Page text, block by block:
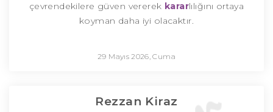
çevrendekilere güven vererek kararlılığını ortaya
koyman daha iyi olacaktır.
29 Mayıs 2026, Cuma
Rezzan Kiraz